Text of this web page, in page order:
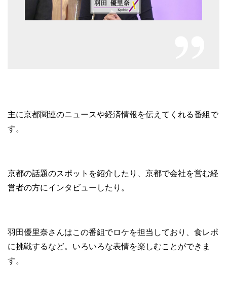
主に京都関連のニュースや経済情報を伝えてくれる番組で
す。
京都の話題のスポットを紹介したり、京都で会社を営む経
営者の方にインタビューしたり。
羽田優里奈さんはこの番組でロケを担当しており、食レポ
に挑戦するなど。いろいろな表情を楽しむことができま
す。